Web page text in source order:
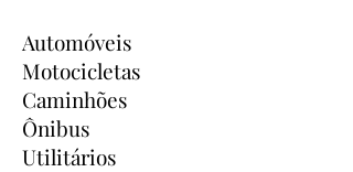
Automóveis
Motocicletas
Caminhões
Ônibus
Utilitários